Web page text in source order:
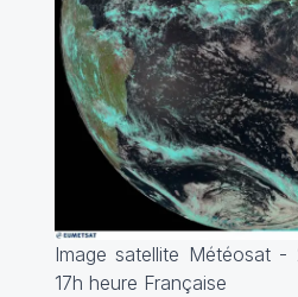
Image satellite Météosat -
17h heure Française